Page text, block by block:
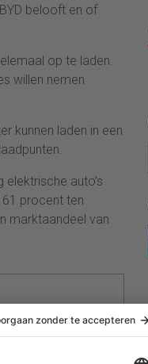
belooft en of
op te laden.
willen nemen
kunnen laden in een
auto’s
procent ten
marktaandeel van